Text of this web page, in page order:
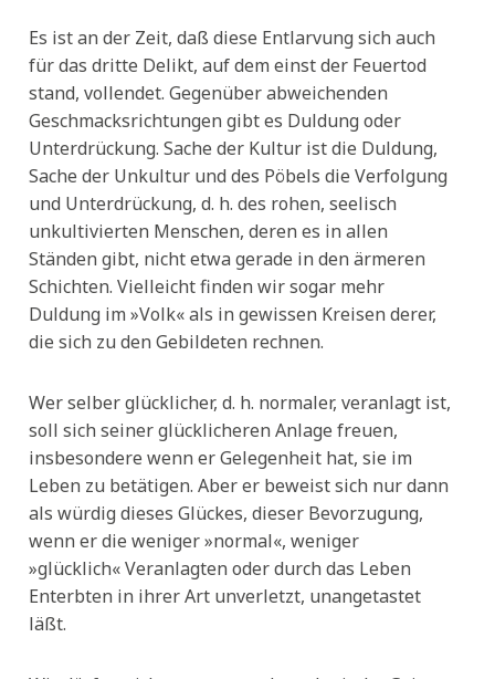
Es ist an der Zeit, daß diese Entlarvung sich auch
für das dritte Delikt, auf dem einst der Feuertod
stand, vollendet. Gegenüber abweichenden
Geschmacksrichtungen gibt es Duldung oder
Unterdrückung. Sache der Kultur ist die Duldung,
Sache der Unkultur und des Pöbels die Verfolgung
und Unterdrückung, d. h. des rohen, seelisch
unkultivierten Menschen, deren es in allen
Ständen gibt, nicht etwa gerade in den ärmeren
Schichten. Vielleicht finden wir sogar mehr
Duldung im »Volk« als in gewissen Kreisen derer,
die sich zu den Gebildeten rechnen.
Wer selber glücklicher, d. h. normaler, veranlagt ist,
soll sich seiner glücklicheren Anlage freuen,
insbesondere wenn er Gelegenheit hat, sie im
Leben zu betätigen. Aber er beweist sich nur dann
als würdig dieses Glückes, dieser Bevorzugung,
wenn er die weniger »normal«, weniger
»glücklich« Veranlagten oder durch das Leben
Enterbten in ihrer Art unverletzt, unangetastet
läßt.